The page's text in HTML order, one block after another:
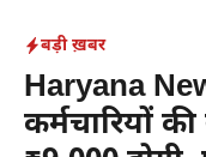
content
बड़ी ख़बर
Haryana
कर्मचारियों